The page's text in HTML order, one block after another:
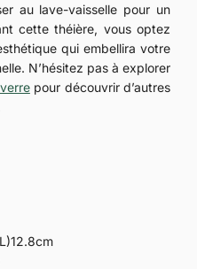
au lave-vaisselle pour un
cette théière, vous optez
qui embellira votre
N’hésitez pas à explorer
pour découvrir d’autres